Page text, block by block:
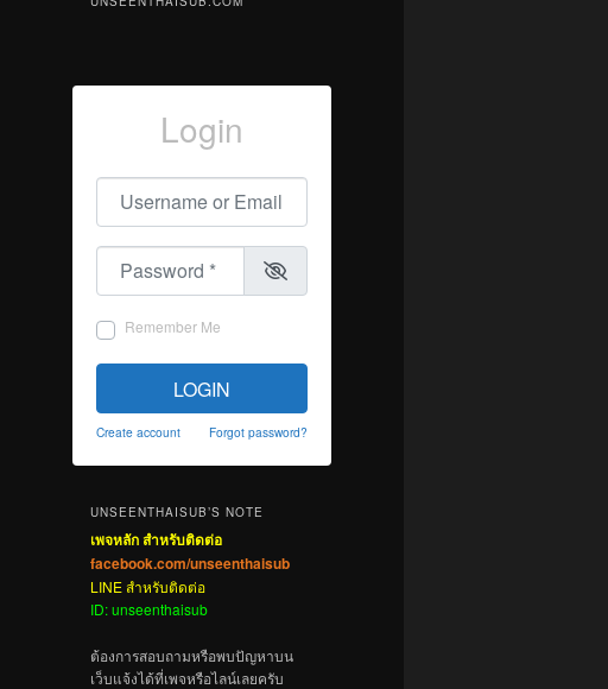
Login
Username or Email
Password
Remember Me
LOGIN
Create account Forgot password?
UNSEENTHAISUB’S NOTE
เพจหลัก สำหรับติดต่อ
facebook.com/unseenthaisub
LINE สำหรับติดต่อ
ID: unseenthaisub
ต้องการสอบถามหรือพบปัญหาบน
เว็บแจ้งได้ที่เพจหรือไลน์เลยครับ